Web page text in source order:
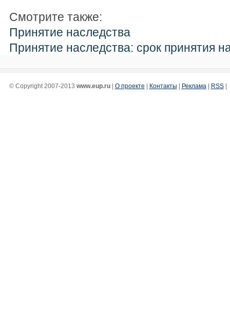
Смотрите также:
Принятие наследства
Принятие наследства: cрок принятия
© Copyright 2007-2013 www.eup.ru| О проекте Контакты Реклама| RSS|